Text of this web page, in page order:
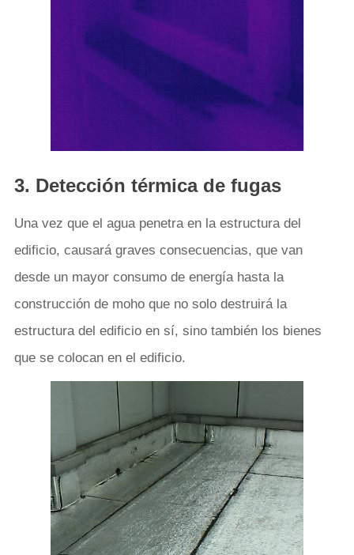
3. Detección térmica de fugas
Una vez que el agua penetra en la estructura del
edificio, causará graves consecuencias, que van
desde un mayor consumo de energía hasta la
construcción de moho que no solo destruirá la
estructura del edificio en sí, sino también los bienes
que se colocan en el edificio.